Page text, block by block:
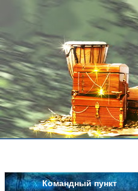
Командный пункт